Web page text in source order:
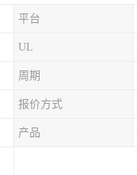
平台
UL
周期
报价方式
产品